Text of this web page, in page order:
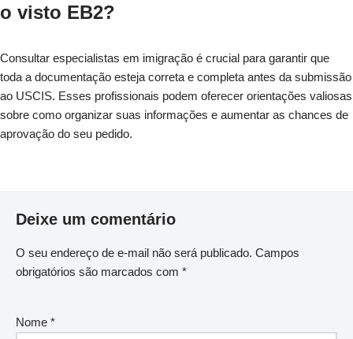
o visto EB2?
Consultar especialistas em imigração é crucial para garantir que
toda a documentação esteja correta e completa antes da submissão
ao USCIS. Esses profissionais podem oferecer orientações valiosas
sobre como organizar suas informações e aumentar as chances de
aprovação do seu pedido.
Deixe um comentário
O seu endereço de e-mail não será publicado. Campos
obrigatórios são marcados com *
Nome *